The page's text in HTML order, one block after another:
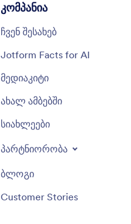
კომპანია
ჩვენ შესახებ
Jotform Facts for AI
მედიაკიტი
ახალ ამბებში
სიახლეები
პარტნიორობა
ბლოგი
Customer Stories